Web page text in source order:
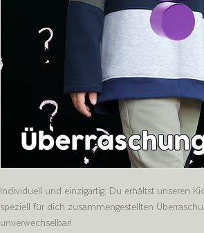
Individuell und einzigartig: Du erhältst unseren
speziell für dich zusammengestellten
unverwechselbar!